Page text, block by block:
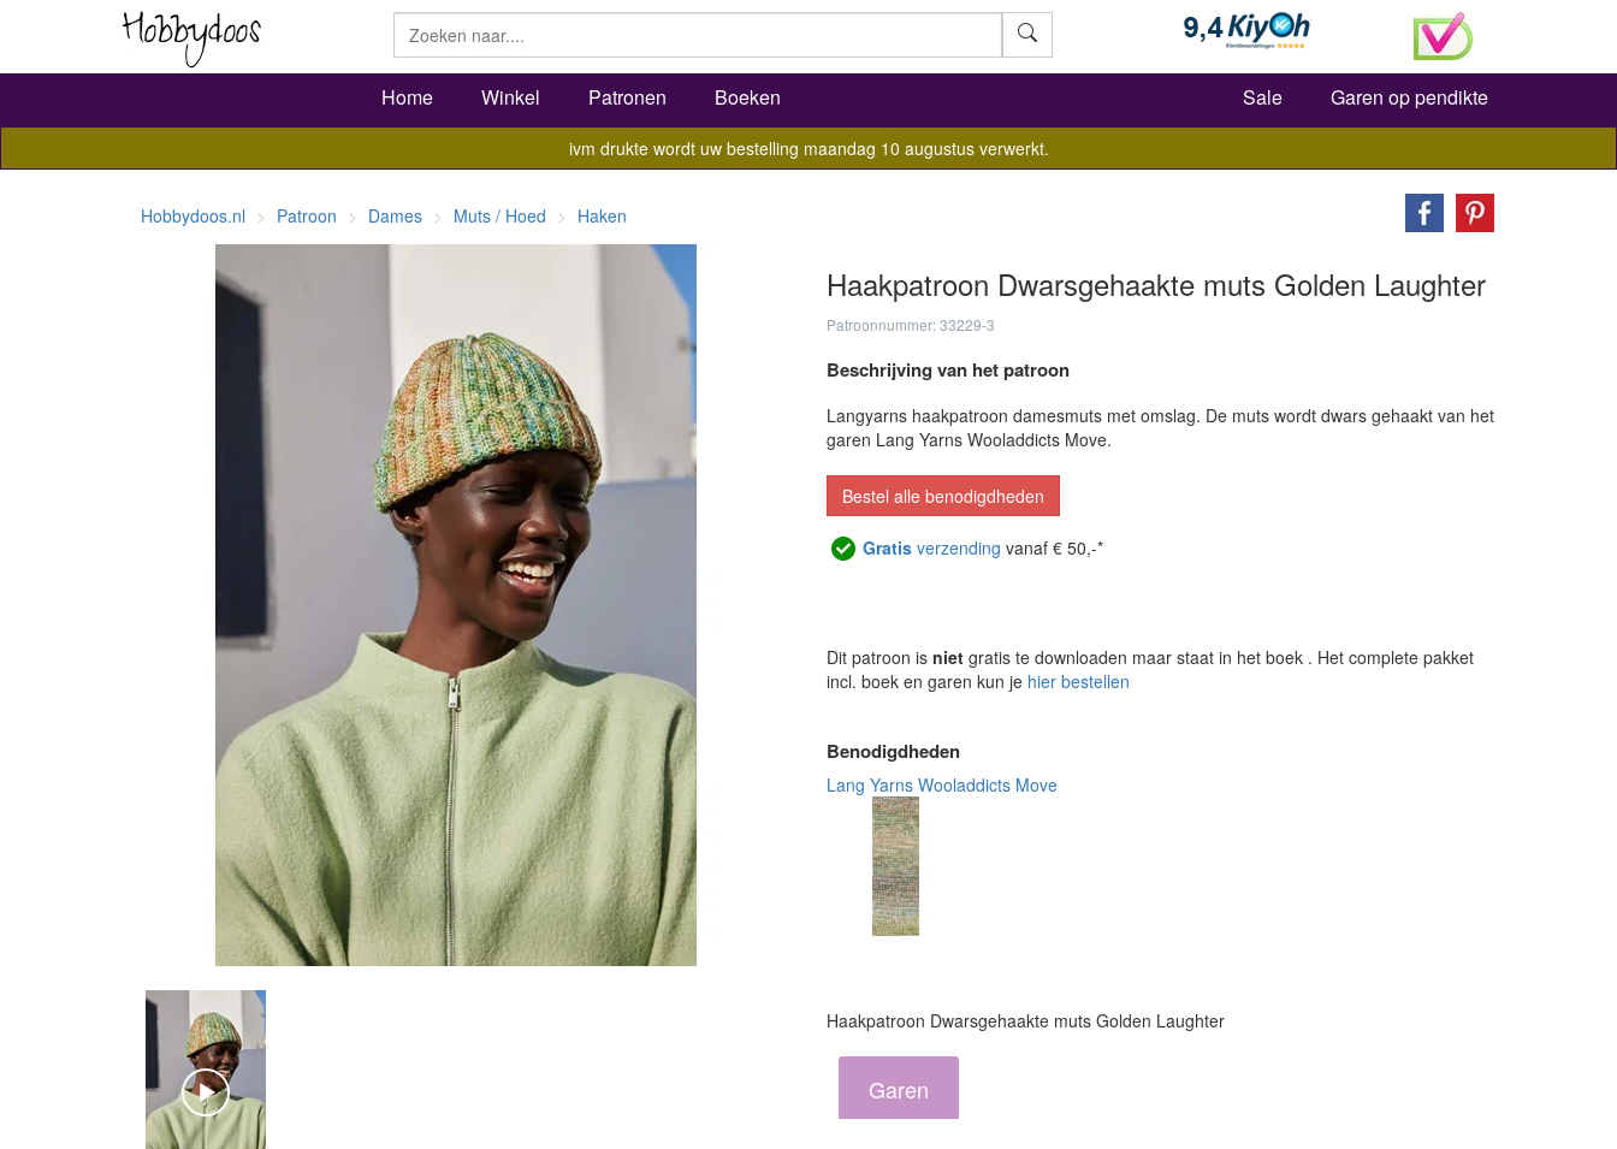
Zoeken
Home Winkel Patronen Boeken Sale Garen op pendikte
ivm drukte wordt uw bestelling maandag 10 augustus verwerkt.
Hobbydoos.nl Patroon Dames Muts / Hoed Haken
Haakpatroon Dwarsgehaakte muts Golden Laughter
Patroonnummer: 33229-3
Beschrijving van het patroon
Langyarns haakpatroon damesmuts met omslag. De muts wordt dwars gehaakt van het
garen Lang Yarns Wooladdicts Move.
Bestel alle benodigdheden
Gratis verzending vanaf € 50,-*
Dit patroon is niet gratis te downloaden maar staat in het boek . Het complete pakket
incl. boek en garen kun je hier bestellen
Benodigdheden
Lang Yarns Wooladdicts Move
Haakpatroon Dwarsgehaakte muts Golden Laughter
Garen